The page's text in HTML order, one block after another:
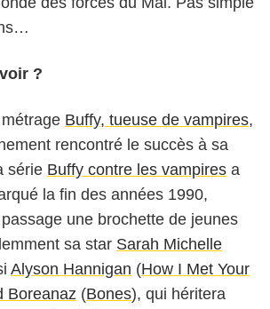
?
Buffy, tueuse de vampires,
rencontré le succès à sa
série Buffy contre les vampires a
la fin des années 1990,
une brochette de jeunes
sa star Sarah Michelle
Alyson Hannigan (How I Met Your
Boreanaz (Bones), qui héritera